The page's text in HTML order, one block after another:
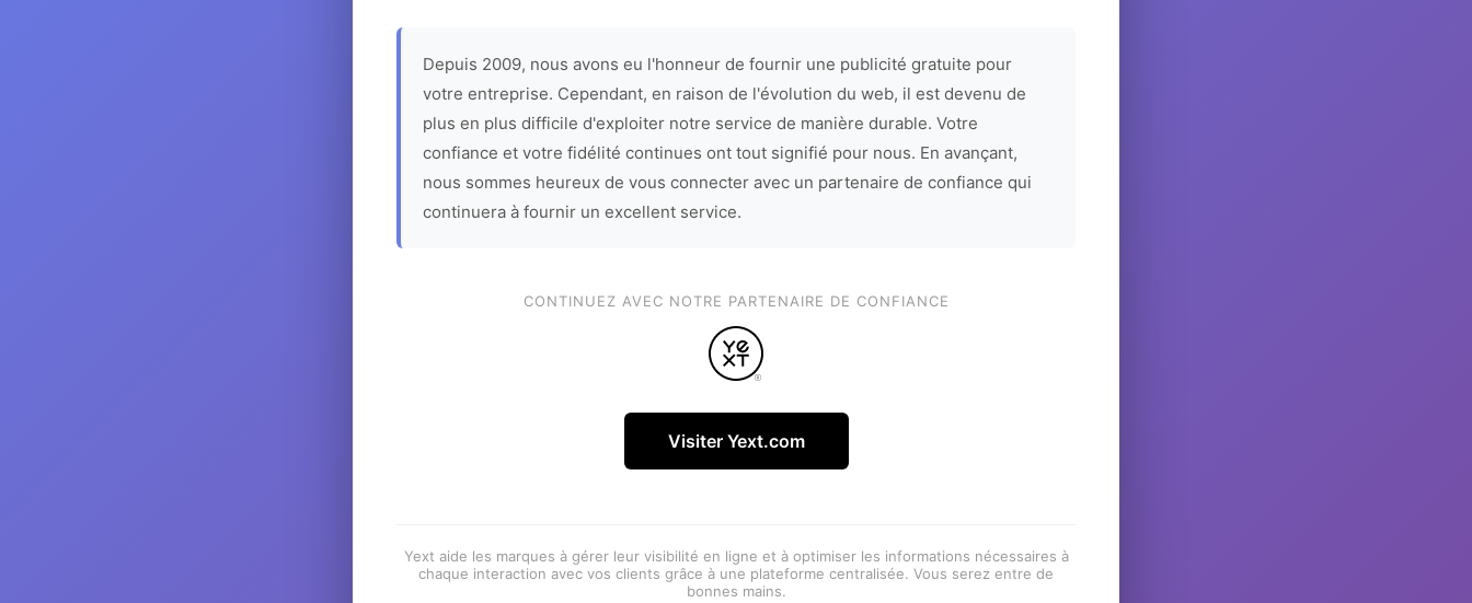
Depuis 2009, nous avons eu l'honneur de fournir une publicité gratuite pour
votre entreprise. Cependant, en raison de l'évolution du web, il est devenu de
plus en plus difficile d'exploiter notre service de manière durable. Votre
confiance et votre fidélité continues ont tout signifié pour nous. En avançant,
nous sommes heureux de vous connecter avec un partenaire de confiance qui
continuera à fournir un excellent service.
CONTINUEZ AVEC NOTRE PARTENAIRE DE CONFIANCE
Visiter Yext.com
Yext aide les marques à gérer leur visibilité en ligne et à optimiser les informations nécessaires à
chaque interaction avec vos clients grâce à une plateforme centralisée. Vous serez entre de
bonnes mains.